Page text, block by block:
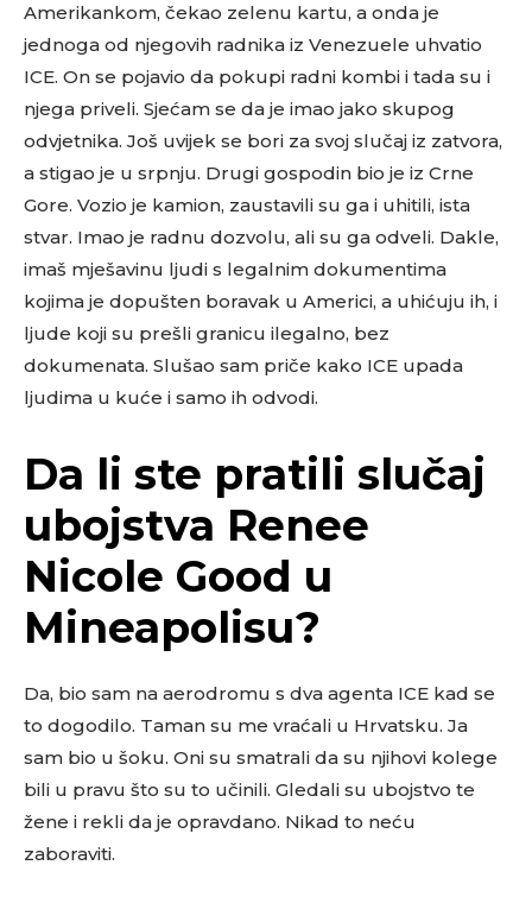
Amerikankom, čekao zelenu kartu, a onda je
jednoga od njegovih radnika iz Venezuele uhvatio
ICE. On se pojavio da pokupi radni kombi i tada su i
njega priveli. Sjećam se da je imao jako skupog
odvjetnika. Još uvijek se bori za svoj slučaj iz zatvora,
a stigao je u srpnju. Drugi gospodin bio je iz Crne
Gore. Vozio je kamion, zaustavili su ga i uhitili, ista
stvar. Imao je radnu dozvolu, ali su ga odveli. Dakle,
imaš mješavinu ljudi s legalnim dokumentima
kojima je dopušten boravak u Americi, a uhićuju ih, i
ljude koji su prešli granicu ilegalno, bez
dokumenata. Slušao sam priče kako ICE upada
ljudima u kuće i samo ih odvodi.
Da li ste pratili slučaj
ubojstva Renee
Nicole Good u
Mineapolisu?
Da, bio sam na aerodromu s dva agenta ICE kad se
to dogodilo. Taman su me vraćali u Hrvatsku. Ja
sam bio u šoku. Oni su smatrali da su njihovi kolege
bili u pravu što su to učinili. Gledali su ubojstvo te
žene i rekli da je opravdano. Nikad to neću
zaboraviti.